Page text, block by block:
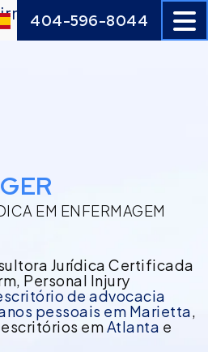
404-596-8044
EM ENFERMAGEM
Jurídica Certificada
Personal Injury
de advocacia
pessoais em Marietta,
emAtlanta e